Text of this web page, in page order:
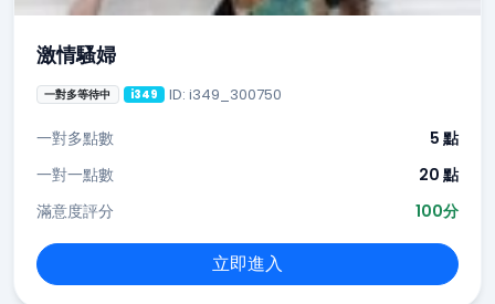
激情騷婦
一對多等待中 i349 ID: i349_300750
一對多點數
5 點
一對一點數
20 點
滿意度評分
100分
立即進入